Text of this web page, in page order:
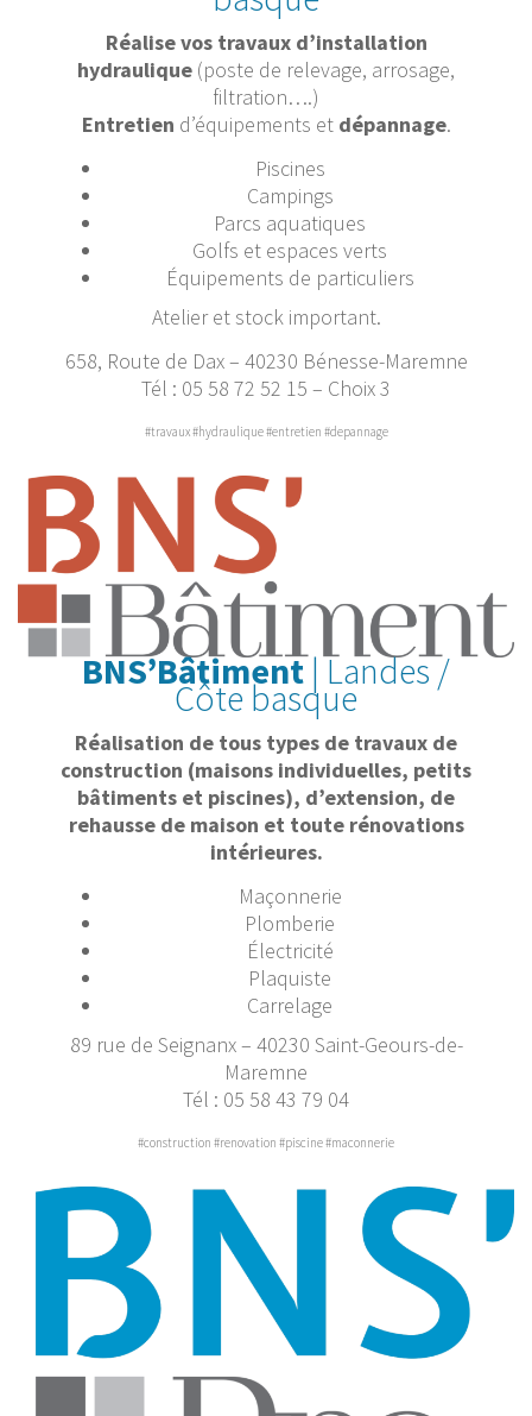
Réalise vos travaux d’installation
hydraulique (poste de relevage, arrosage,
filtration….)
Entretien d’équipements et dépannage.
Piscines
Campings
Parcs aquatiques
Golfs et espaces verts
Équipements de particuliers
Atelier et stock important.
658, Route de Dax – 40230 Bénesse-Maremne
Tél : 05 58 72 52 15 – Choix 3
#travaux #hydraulique #entretien #depannage
BNS’Bâtiment| Landes /
Côte basque
Réalisation de tous types de travaux de
construction (maisons individuelles, petits
bâtiments et piscines), d’extension, de
rehausse de maison et toute rénovations
intérieures.
Maçonnerie
Plomberie
Électricité
Plaquiste
Carrelage
89 rue de Seignanx – 40230 Saint-Geours-de-
Maremne
Tél : 05 58 43 79 04
#construction #renovation #piscine #maconnerie